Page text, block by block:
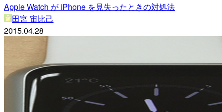
Apple Watch が iPhone を見失ったときの対処法
田宮 宙比己
2015.04.28